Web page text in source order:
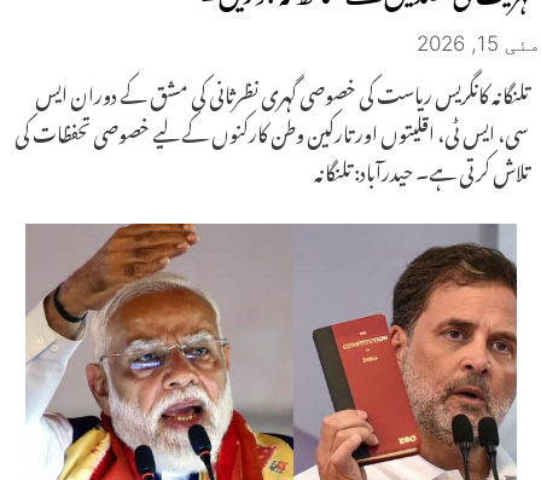
مئی 15, 2026
تلنگانہ کانگریس ریاست کی خصوصی گہری نظرثانی کی مشق کے دوران ایس
سی، ایس ٹی، اقلیتوں اور تارکین وطن کارکنوں کے لیے خصوصی تحفظات کی
تلاش کرتی ہے۔ حیدرآباد: تلنگانہ